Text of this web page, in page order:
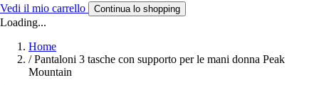
Vedi il mio carrello Continua lo shopping
Loading...
Home
/ Pantaloni 3 tasche con supporto per le mani donna Peak
Mountain